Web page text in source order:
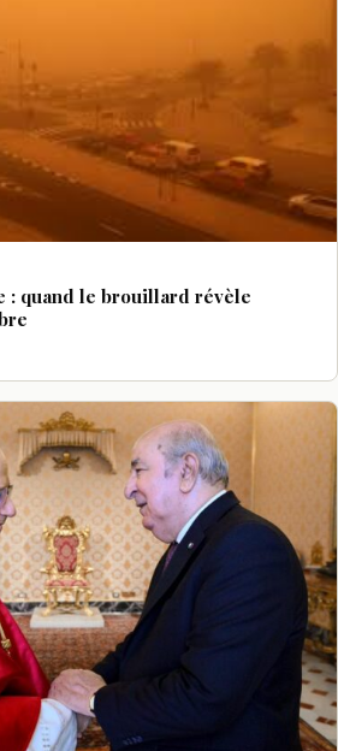
: quand le brouillard révèle